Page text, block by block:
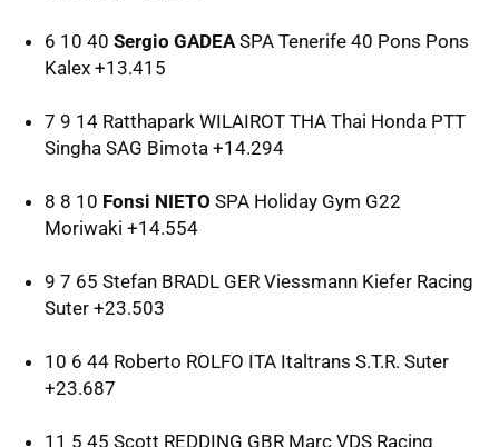
6 10 40 Sergio GADEA SPA Tenerife 40 Pons Pons
Kalex +13.415
7 9 14 Ratthapark WILAIROT THA Thai Honda PTT
Singha SAG Bimota +14.294
8 8 10 Fonsi NIETO SPA Holiday Gym G22
Moriwaki +14.554
9 7 65 Stefan BRADL GER Viessmann Kiefer Racing
Suter +23.503
10 6 44 Roberto ROLFO ITA Italtrans S.T.R. Suter
+23.687
11 5 45 Scott REDDING GBR Marc VDS Racing